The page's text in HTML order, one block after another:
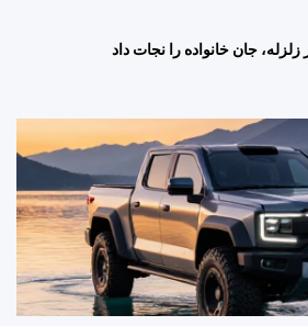
جان خانواده را نجات داد